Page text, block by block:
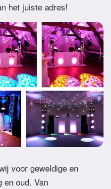
het juiste adres!
voor geweldige en
en oud. Van